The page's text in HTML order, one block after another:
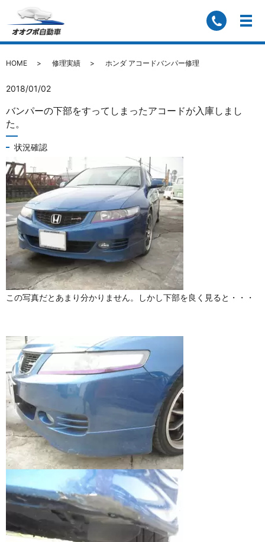
ホンダ アコードバンパー修理
HOME 修理実績 ホンダ アコードバンパー修理
2018/01/02
バンパーの下部をすってしまったアコードが入庫しまし
た。
状況確認
この写真だとあまり分かりません。しかし下部を良く見ると・・・